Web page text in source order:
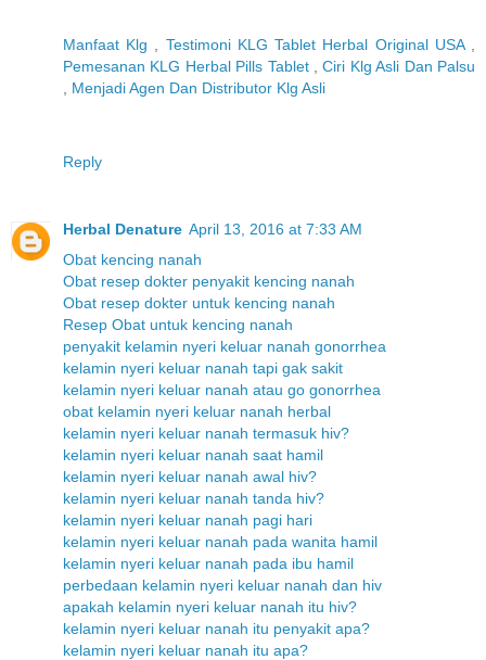
Manfaat Klg Testimoni KLG Tablet Herbal Original USA,
Pemesanan KLG Herbal Pills Tablet,Ciri Klg Asli Dan Palsu
Menjadi Agen Dan Distributor Klg Asli
Reply
Herbal Denature April 13, 2016 at 7:33 AM
Obat kencing nanah
Obat resep dokter penyakit kencing nanah
Obat resep dokter untuk kencing nanah
Resep Obat untuk kencing nanah
penyakit kelamin nyeri keluar nanah gonorrhea
kelamin nyeri keluar nanah tapi gak sakit
kelamin nyeri keluar nanah atau go gonorrhea
obat kelamin nyeri keluar nanah herbal
kelamin nyeri keluar nanah termasuk hiv?
kelamin nyeri keluar nanah saat hamil
kelamin nyeri keluar nanah awal hiv?
kelamin nyeri keluar nanah tanda hiv?
kelamin nyeri keluar nanah pagi hari
kelamin nyeri keluar nanah pada wanita hamil
kelamin nyeri keluar nanah pada ibu hamil
perbedaan kelamin nyeri keluar nanah dan hiv
apakah kelamin nyeri keluar nanah itu hiv?
kelamin nyeri keluar nanah itu penyakit apa?
kelamin nyeri keluar nanah itu apa?